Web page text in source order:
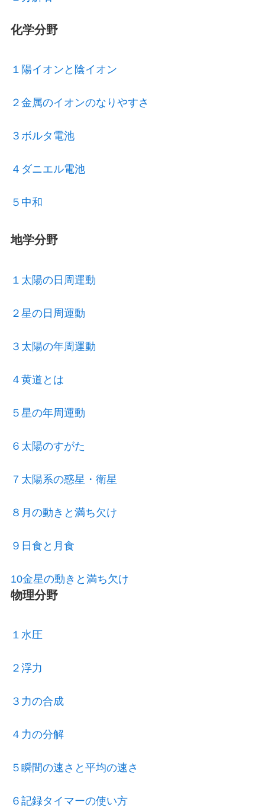
化学分野
１陽イオンと陰イオン
２金属のイオンのなりやすさ
３ボルタ電池
４ダニエル電池
５中和
地学分野
１太陽の日周運動
２星の日周運動
３太陽の年周運動
４黄道とは
５星の年周運動
６太陽のすがた
７太陽系の惑星・衛星
８月の動きと満ち欠け
９日食と月食
10金星の動きと満ち欠け
物理分野
１水圧
２浮力
３力の合成
４力の分解
５瞬間の速さと平均の速さ
６記録タイマーの使い方